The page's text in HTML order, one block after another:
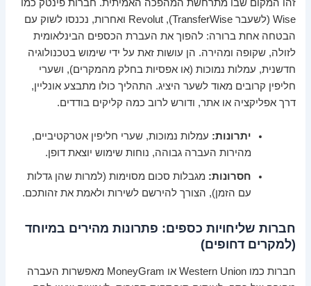
זהו המקום שבו מתרחשת המהפכה האמיתית. חברות פינטק כמו
Wise (לשעבר TransferWise), Revolut ואחרות, נכנסו לשוק עם
הבטחה אחת ברורה: להפוך את העברת הכספים הבינלאומית
לזולה, שקופה ומהירה. הן עושות זאת על ידי שימוש בטכנולוגיה
חדשנית, עמלות נמוכות (או אפסיות בחלק מהמקרים), ושערי
חליפין קרובים מאוד לשער היציג. התהליך כולו מתבצע אונליין,
דרך אפליקציה או אתר, ודורש לרוב כמה קליקים בודדים.
יתרונות: עמלות נמוכות, שערי חליפין אטרקטיביים,
מהירות העברה גבוהה, נוחות שימוש יוצאת דופן.
חסרונות: מגבלות סכום מסוימות (למרות שהן גדלות
עם הזמן), הצורך להירשם לשירות ולאמת את זהותכם.
חברות שליחויות כספים: פתרונות מהירים במיוחד
(למקרים דחופים)
חברות כמו Western Union או MoneyGram מאפשרות העברה